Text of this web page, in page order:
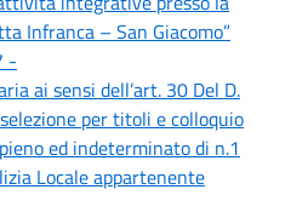
Infranca – San Giacomo”
-
ai sensi dell’art. 30 Del D.
per titoli e colloquio
ed indeterminato di n.1
Locale appartenente